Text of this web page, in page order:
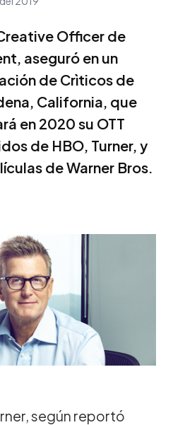
Officer de
aseguró en un
de Crìticos de
California, que
en 2020 su OTT
de HBO, Turner, y
de Warner Bros.
según reportó